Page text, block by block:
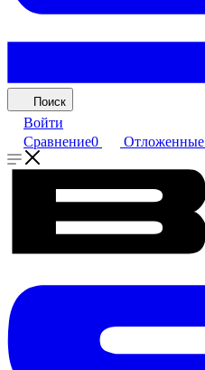
Поиск
Войти
Сравнение0 Отложенные